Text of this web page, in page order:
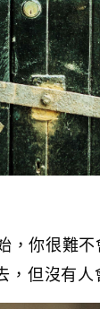
，你很難
但沒有人